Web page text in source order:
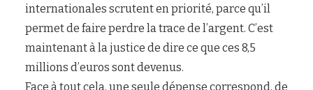
internationales scrutent en priorité, parce qu’il
permet de faire perdre la trace de l’argent. C’est
maintenant à la justice de dire ce que ces 8,5
millions d’euros sont devenus.
Face à tout cela, une seule dépense correspond, de